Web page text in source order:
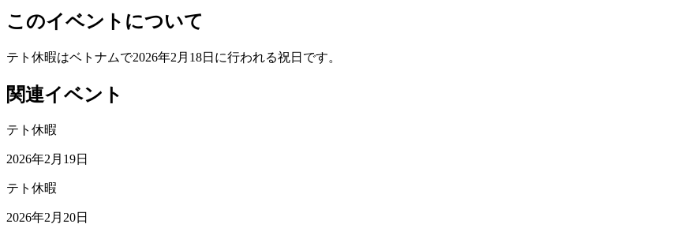
このイベントについて
テト休暇はベトナムで2026年2月18日に行われる祝日です。
関連イベント
テト休暇
2026年2月19日
テト休暇
2026年2月20日